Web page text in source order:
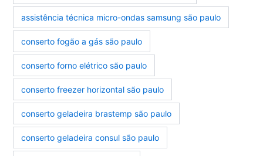
assistência técnica micro-ondas samsung são paulo
conserto fogão a gás são paulo
conserto forno elétrico são paulo
conserto freezer horizontal são paulo
conserto geladeira brastemp são paulo
conserto geladeira consul são paulo